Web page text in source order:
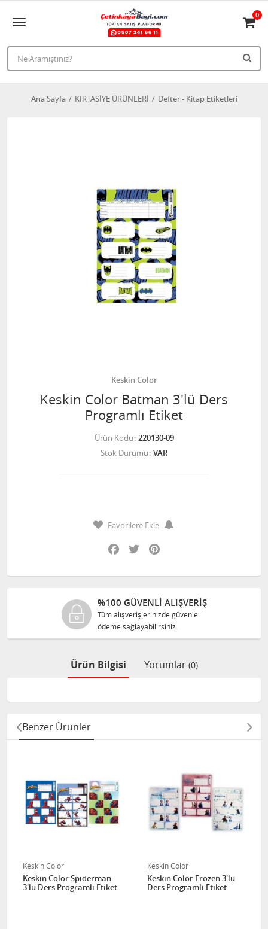
0
Ana Sayfa KIRTASİYE ÜRÜNLERİ Defter - Kitap Etiketleri
Keskin Color
Keskin Color Batman 3'lü Ders
Programlı Etiket
Ürün Kodu 220130-09
Stok Durumu VAR
Favorilere Ekle
Facebook
Twitter
%100 GÜVENLİ ALIŞVERİŞ
Tüm alışverişlerinizde güvenle
ödeme sağlayabilirsiniz.
Ürün Bilgisi Yorumlar (0)
Benzer Ürünler
Keskin Color
Keskin Color Spiderman
3'lü Ders Programlı Etiket
Keskin Color
Keskin Color Frozen 3'lü
Ders Programlı Etiket